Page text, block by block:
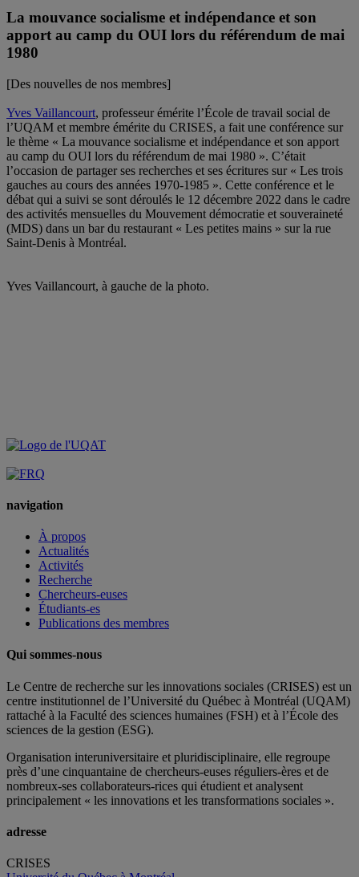
La mouvance socialisme et indépendance et son
apport au camp du OUI lors du référendum de mai
1980
[Des nouvelles de nos membres]
Yves Vaillancourt, professeur émérite l’École de travail social de
l’UQAM et membre émérite du CRISES, a fait une conférence sur
le thème « La mouvance socialisme et indépendance et son apport
au camp du OUI lors du référendum de mai 1980 ». C’était
l’occasion de partager ses recherches et ses écritures sur « Les trois
gauches au cours des années 1970-1985 ». Cette conférence et le
débat qui a suivi se sont déroulés le 12 décembre 2022 dans le cadre
des activités mensuelles du Mouvement démocratie et souveraineté
(MDS) dans un bar du restaurant « Les petites mains » sur la rue
Saint-Denis à Montréal.
Yves Vaillancourt, à gauche de la photo.
navigation
À propos
Actualités
Activités
Recherche
Chercheurs-euses
Étudiants-es
Publications des membres
Qui sommes-nous
Le Centre de recherche sur les innovations sociales (CRISES) est un
centre institutionnel de l’Université du Québec à Montréal (UQAM)
rattaché à la Faculté des sciences humaines (FSH) et à l’École des
sciences de la gestion (ESG).
Organisation interuniversitaire et pluridisciplinaire, elle regroupe
près d’une cinquantaine de chercheurs-euses réguliers-ères et de
nombreux-ses collaborateurs-rices qui étudient et analysent
principalement « les innovations et les transformations sociales ».
adresse
CRISES